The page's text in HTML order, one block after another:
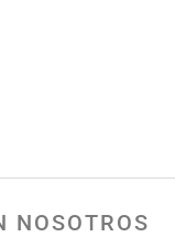
NOSOTROS